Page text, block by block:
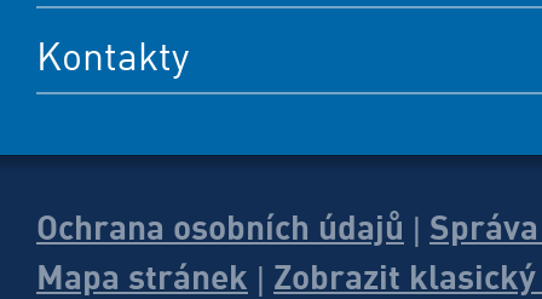
Kontakty
Ochrana osobních údajů |
Mapa stránek | Zobrazit